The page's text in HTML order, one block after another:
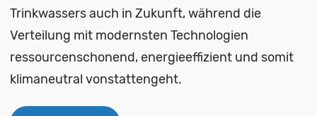
Trinkwassers auch in Zukunft, während die
Verteilung mit modernsten Technologien
ressourcenschonend, energieeffizient und somit
klimaneutral vonstattengeht.